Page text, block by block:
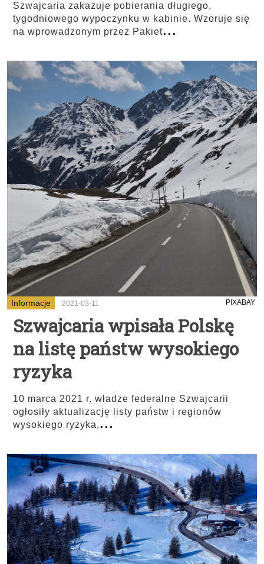
Szwajcaria zakazuje pobierania długiego,
tygodniowego wypoczynku w kabinie. Wzoruje się
na wprowadzonym przez Pakiet...
Informacje 2021-03-11 PIXABAY
Szwajcaria wpisała Polskę
na listę państw wysokiego
ryzyka
10 marca 2021 r. władze federalne Szwajcarii
ogłosiły aktualizację listy państw i regionów
wysokiego ryzyka,...